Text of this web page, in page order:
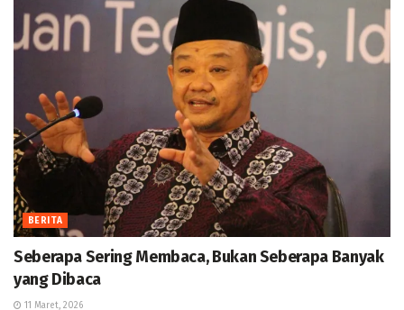
BERITA
Seberapa Sering Membaca, Bukan Seberapa Banyak
yang Dibaca
11 Maret, 2026